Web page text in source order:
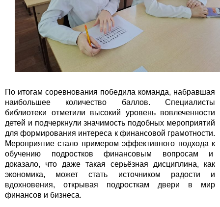
По итогам соревнования победила команда, набравшая
наибольшее количество баллов. Специалисты
библиотеки отметили высокий уровень вовлеченности
детей и подчеркнули значимость подобных мероприятий
для формирования интереса к финансовой грамотности.
Мероприятие стало примером эффективного подхода к
обучению подростков финансовым вопросам и
доказало, что даже такая серьёзная дисциплина, как
экономика, может стать источником радости и
вдохновения, открывая подросткам двери в мир
финансов и бизнеса.